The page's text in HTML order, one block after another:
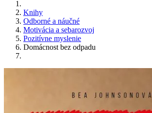
Knihy
Odborné a náučné
Motivácia a sebarozvoj
Pozitívne myslenie
Domácnost bez odpadu